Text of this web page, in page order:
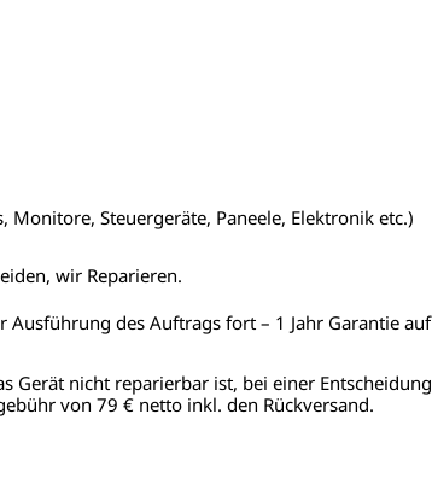
Monitore, Steuergeräte, Paneele, Elektronik etc.)
wir Reparieren.
des Auftrags fort – 1 Jahr Garantie auf
Gerät nicht reparierbar ist, bei einer Entscheidung
von 79 € netto inkl. den Rückversand.